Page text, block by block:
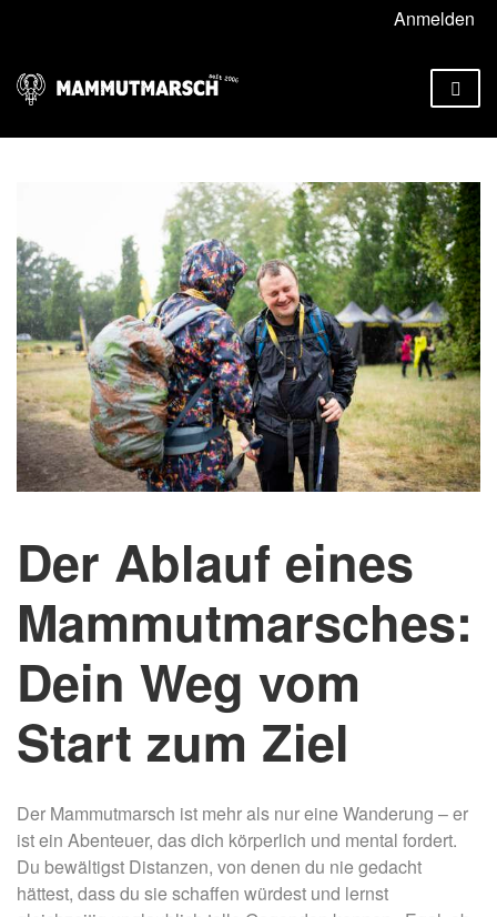
Anmelden
Der Ablauf eines
Mammutmarsches:
Dein Weg vom
Start zum Ziel
Der Mammutmarsch ist mehr als nur eine Wanderung – er
ist ein Abenteuer, das dich körperlich und mental fordert.
Du bewältigst Distanzen, von denen du nie gedacht
hättest, dass du sie schaffen würdest und lernst